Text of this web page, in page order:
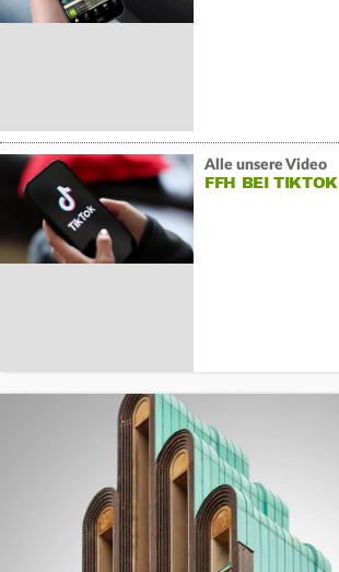
Alle unsere Video
FFH BEI TIKTOK